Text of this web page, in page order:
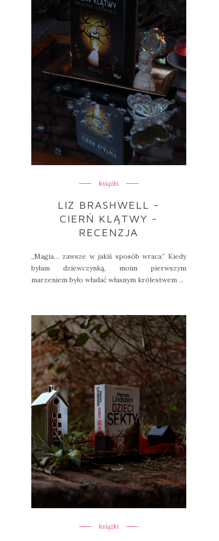
książki
LIZ BRASHWELL -
CIERŃ KLĄTWY -
RECENZJA
„Magia… zawsze w jakiś sposób wraca.” Kiedy
byłam dziewczynką, moim pierwszym
marzeniem było władać własnym królestwem ...
książki